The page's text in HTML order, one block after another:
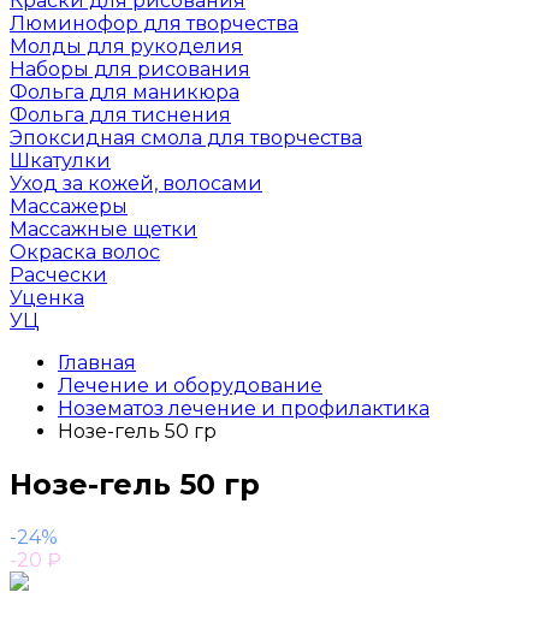
Люминофор для творчества
Молды для рукоделия
Наборы для рисования
Фольга для маникюра
Фольга для тиснения
Эпоксидная смола для творчества
Шкатулки
Уход за кожей, волосами
Массажеры
Массажные щетки
Окраска волос
Расчески
Уценка
УЦ
Главная
Лечение и оборудование
Нозематоз лечение и профилактика
Нозе-гель 50 гр
Нозе-гель 50 гр
-24%
-20 ₽